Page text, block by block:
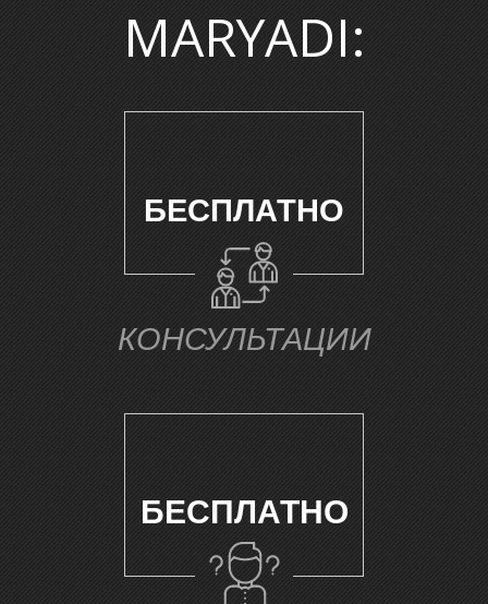
Ч
MARYADI:
БЕСПЛАТНО
КОНСУЛЬТАЦИИ
БЕСПЛАТНО